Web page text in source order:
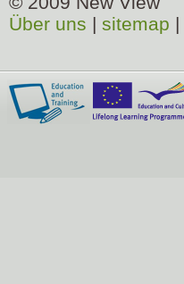
Über uns | sitemap |